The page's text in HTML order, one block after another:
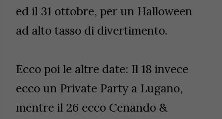
ed il 31 ottobre, per un Halloween
ad alto tasso di divertimento.
Ecco poi le altre date: Il 18 invece
ecco un Private Party a Lugano,
mentre il 26 ecco Cenando &